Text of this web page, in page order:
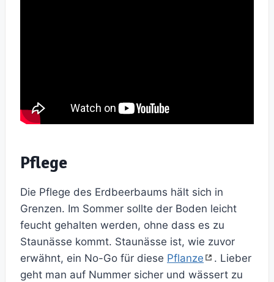
Pflege
Die Pflege des Erdbeerbaums hält sich in
Grenzen. Im Sommer sollte der Boden leicht
feucht gehalten werden, ohne dass es zu
Staunässe kommt. Staunässe ist, wie zuvor
erwähnt, ein No-Go für diese Pflanze
. Lieber
geht man auf Nummer sicher und wässert zu